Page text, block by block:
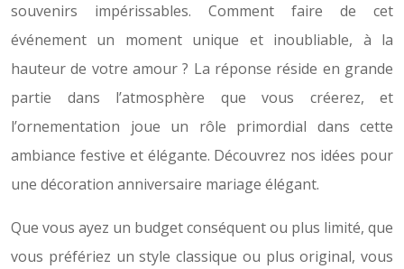
souvenirs impérissables. Comment faire de cet
événement un moment unique et inoubliable, à la
hauteur de votre amour ? La réponse réside en grande
partie dans l’atmosphère que vous créerez, et
l’ornementation joue un rôle primordial dans cette
ambiance festive et élégante. Découvrez nos idées pour
une décoration anniversaire mariage élégant.
Que vous ayez un budget conséquent ou plus limité, que
vous préfériez un style classique ou plus original, vous